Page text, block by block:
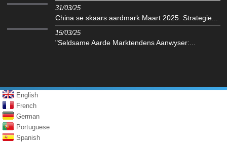
31/03/25
China se skaars aardmark Maart 2025: Strategie...
15/03/25
"Seldsame Aarde Marktendens Aanwyser:...
English
French
German
Portuguese
Spanish